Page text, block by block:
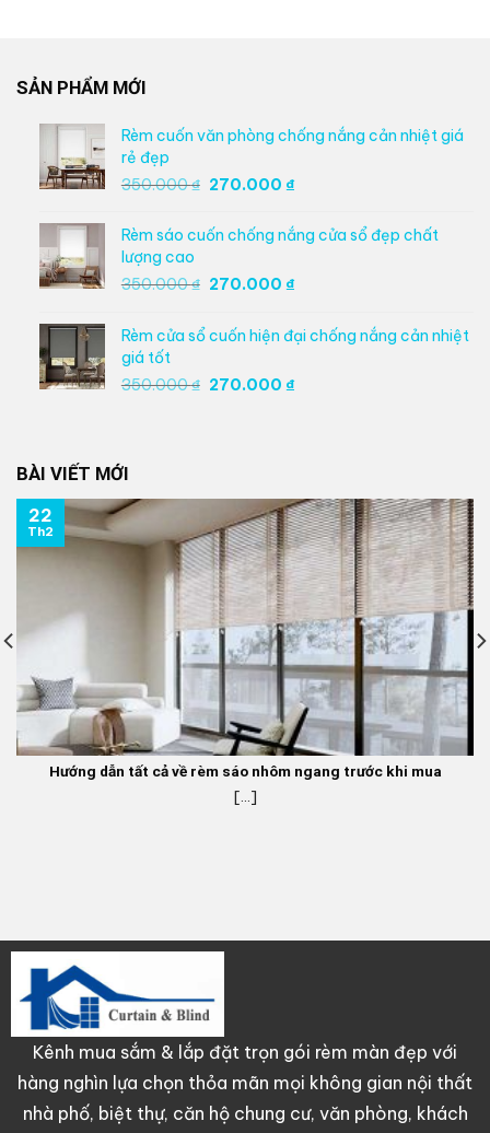
SẢN PHẨM MỚI
Rèm cuốn văn phòng chống nắng cản nhiệt giá
rẻ đẹp
350.000₫ Giá
là:
350.000 ₫.
270.000 ₫Giá
tại
là:
270.000 ₫.
Rèm sáo cuốn chống nắng cửa sổ đẹp chất
lượng cao
350.000₫ Giá
là:
350.000 ₫.
270.000 ₫Giá
tại
là:
270.000 ₫.
Rèm cửa sổ cuốn hiện đại chống nắng cản nhiệt
giá tốt
350.000₫ Giá
270.000 ₫Giá
BÀI VIẾT MỚI
Hướng dẫn tất cả về rèm sáo nhôm ngang trước khi mua
[...]
22
Th2
Kênh mua sắm & lắp đặt trọn gói rèm màn đẹp với
hàng nghìn lựa chọn thỏa mãn mọi không gian nội thất
nhà phố, biệt thự, căn hộ chung cư, văn phòng, khách